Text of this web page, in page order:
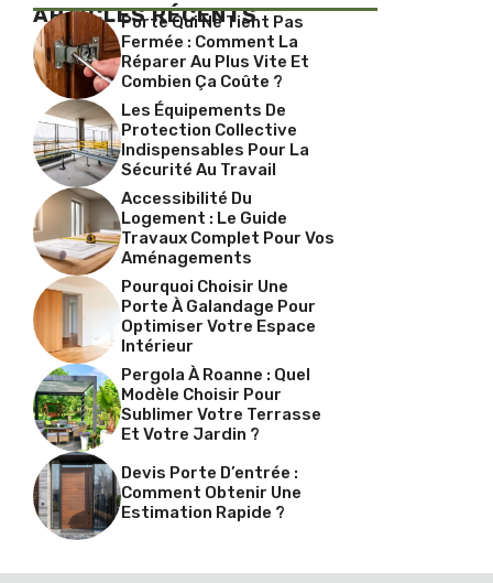
ARTICLES RÉCENTS
Porte Qui Ne Tient Pas
Fermée : Comment La
Réparer Au Plus Vite Et
Combien Ça Coûte ?
Les Équipements De
Protection Collective
Indispensables Pour La
Sécurité Au Travail
Accessibilité Du
Logement : Le Guide
Travaux Complet Pour Vos
Aménagements
Pourquoi Choisir Une
Porte À Galandage Pour
Optimiser Votre Espace
Intérieur
Pergola À Roanne : Quel
Modèle Choisir Pour
Sublimer Votre Terrasse
Et Votre Jardin ?
Devis Porte D’entrée :
Comment Obtenir Une
Estimation Rapide ?